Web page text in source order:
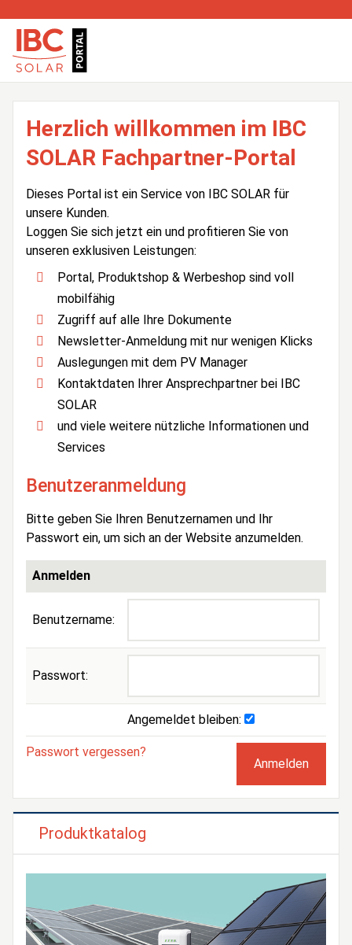
Herzlich willkommen im IBC
SOLAR Fachpartner-Portal
Dieses Portal ist ein Service von IBC SOLAR für
unsere Kunden.
Loggen Sie sich jetzt ein und profitieren Sie von
unseren exklusiven Leistungen:
Portal, Produktshop & Werbeshop sind voll
mobilfähig
Zugriff auf alle Ihre Dokumente
Newsletter-Anmeldung mit nur wenigen Klicks
Auslegungen mit dem PV Manager
Kontaktdaten Ihrer Ansprechpartner bei IBC
SOLAR
und viele weitere nützliche Informationen und
Services
Benutzeranmeldung
Bitte geben Sie Ihren Benutzernamen und Ihr
Passwort ein, um sich an der Website anzumelden.
Anmelden
Benutzername:
Passwort:
Angemeldet bleiben:
Passwort vergessen?
Produktkatalog